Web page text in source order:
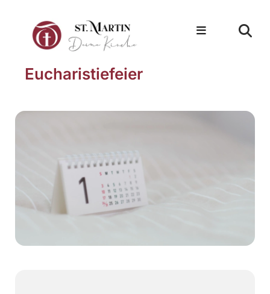
Eucharistiefeier